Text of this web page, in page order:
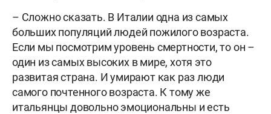
– Сложно сказать. В Италии одна из самых
больших популяций людей пожилого возраста.
Если мы посмотрим уровень смертности, то он –
один из самых высоких в мире, хотя это
развитая страна. И умирают как раз люди
самого почтенного возраста. К тому же
итальянцы довольно эмоциональны и есть